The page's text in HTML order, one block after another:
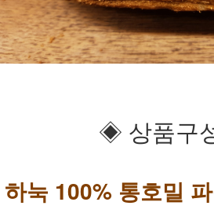
◈ 상품구
하눅 100% 통호밀